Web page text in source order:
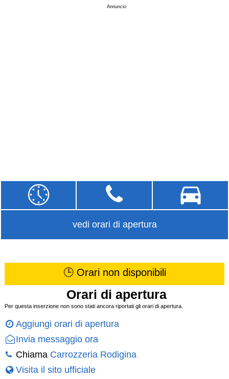
Annuncio
vedi orari di apertura
🕒 Orari non disponibili
Orari di apertura
Per questa inserzione non sono stati ancora riportati gli orari di apertura.
Aggiungi orari di apertura
Invia messaggio ora
Chiama Carrozzeria Rodigina
Visita il sito ufficiale